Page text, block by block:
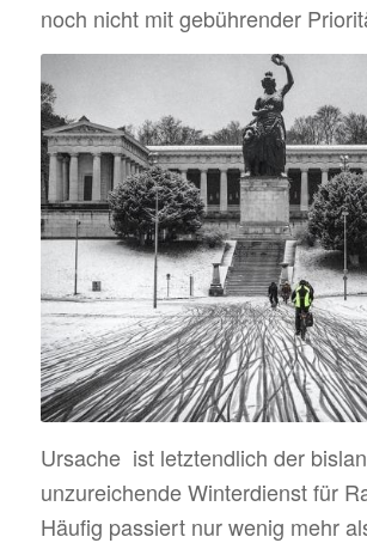
noch nicht mit gebührender
Ursache ist letztendlich der
unzureichende Winterdienst für
Häufig passiert nur wenig mehr